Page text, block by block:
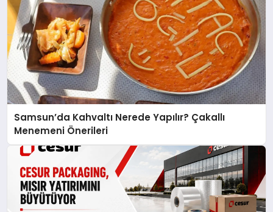
Samsun’da Kahvaltı Nerede Yapılır? Çakallı
Menemeni Önerileri